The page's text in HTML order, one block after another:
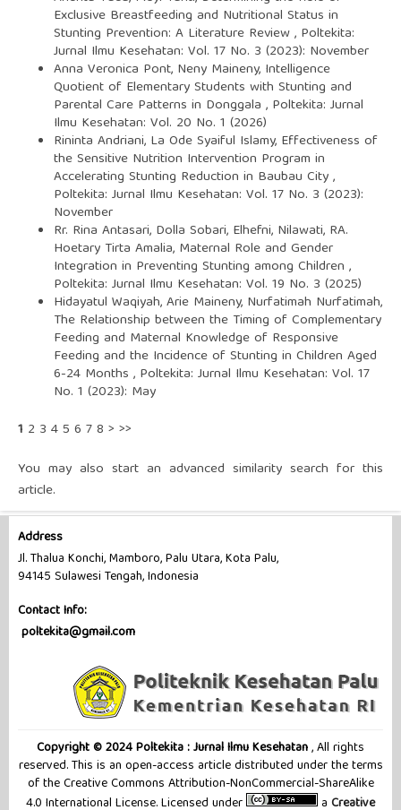
Exclusive Breastfeeding and Nutritional Status in
Stunting Prevention: A Literature Review, Poltekita:
Jurnal Ilmu Kesehatan: Vol. 17 No. 3 (2023): November
Anna Veronica Pont, Neny Maineny, Intelligence
Quotient of Elementary Students with Stunting and
Parental Care Patterns in Donggala , Poltekita: Jurnal
Ilmu Kesehatan: Vol. 20 No. 1 (2026)
Rininta Andriani, La Ode Syaiful Islamy, Effectiveness of
the Sensitive Nutrition Intervention Program in
Accelerating Stunting Reduction in Baubau City,
Poltekita: Jurnal Ilmu Kesehatan: Vol. 17 No. 3 (2023):
November
Rr. Rina Antasari, Dolla Sobari, Elhefni, Nilawati, RA.
Hoetary Tirta Amalia, Maternal Role and Gender
Integration in Preventing Stunting among Children ,
Poltekita: Jurnal Ilmu Kesehatan: Vol. 19 No. 3 (2025)
Hidayatul Waqiyah, Arie Maineny, Nurfatimah Nurfatimah,
The Relationship between the Timing of Complementary
Feeding and Maternal Knowledge of Responsive
Feeding and the Incidence of Stunting in Children Aged
6-24 Months , Poltekita: Jurnal Ilmu Kesehatan: Vol. 17
No. 1 (2023): May
1 2 3 45 6 78 > >>
You may also start an advanced similarity search for this
article.
Address
Jl. Thalua Konchi, Mamboro, Palu Utara, Kota Palu,
94145 Sulawesi Tengah, Indonesia
Contact Info:
poltekita@gmail.com
Copyright © 2024 Poltekita : Jurnal Ilmu Kesehatan, All rights
reserved. This is an open-access article distributed under the terms
of the Creative Commons Attribution-NonCommercial-ShareAlike
4.0 International License. Licensed under
a Creative